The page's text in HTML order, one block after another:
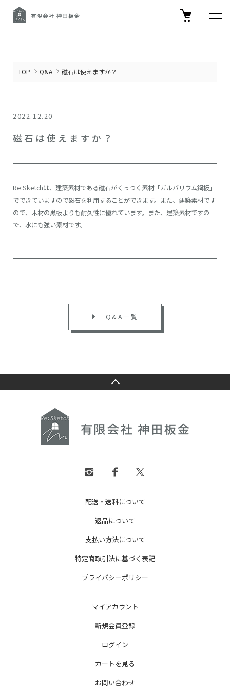
TOP Q&A 磁石は使えますか？
2022.12.20
磁石は使えますか？
Re:Sketchは、建築素材である磁石がくっつく素材「ガルバリウム鋼板」
でできていますので磁石を利用することができます。また、建築素材です
ので、木材の黒板よりも耐久性に優れています。また、建築素材ですの
で、水にも強い素材です。
Q&A一覧
配送・送料について
返品について
支払い方法について
特定商取引法に基づく表記
プライバシーポリシー
マイアカウント
新規会員登録
ログイン
カートを見る
お問い合わせ